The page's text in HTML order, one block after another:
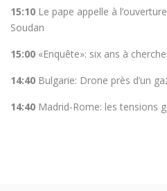
15:10 Le pape appelle à
Soudan
15:00 «Enquête»: six ans à
14:40 Bulgarie: Drone près d’un
14:40 Madrid-Rome: les tensions